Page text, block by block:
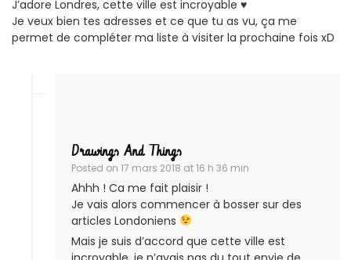
J’adore Londres, cette ville est incroyable ♥
Je veux bien tes adresses et ce que tu as vu, ça me
permet de compléter ma liste à visiter la prochaine fois xD
Drawings And Things
Posted on 17 mars 2018 at 16 h 36 min
Ahhh ! Ca me fait plaisir !
Je vais alors commencer à bosser sur des
articles Londoniens
Mais je suis d’accord que cette ville est